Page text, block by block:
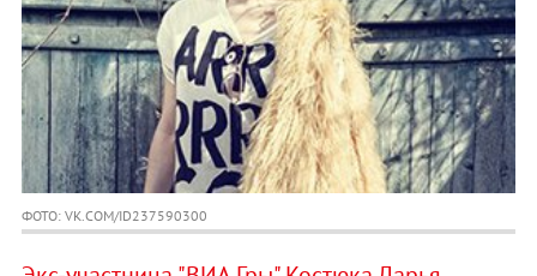
ФОТО: VK.COM/ID237590300